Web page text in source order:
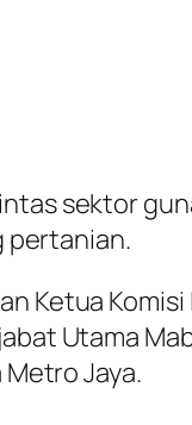
sektor
pertanian.
Ketua Komisi
Utama
Jaya.